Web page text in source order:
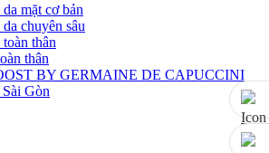
mặt cơ bản
chuyên sâu
thân
thân
BY GERMAINE DE CAPUCCINI
Gòn